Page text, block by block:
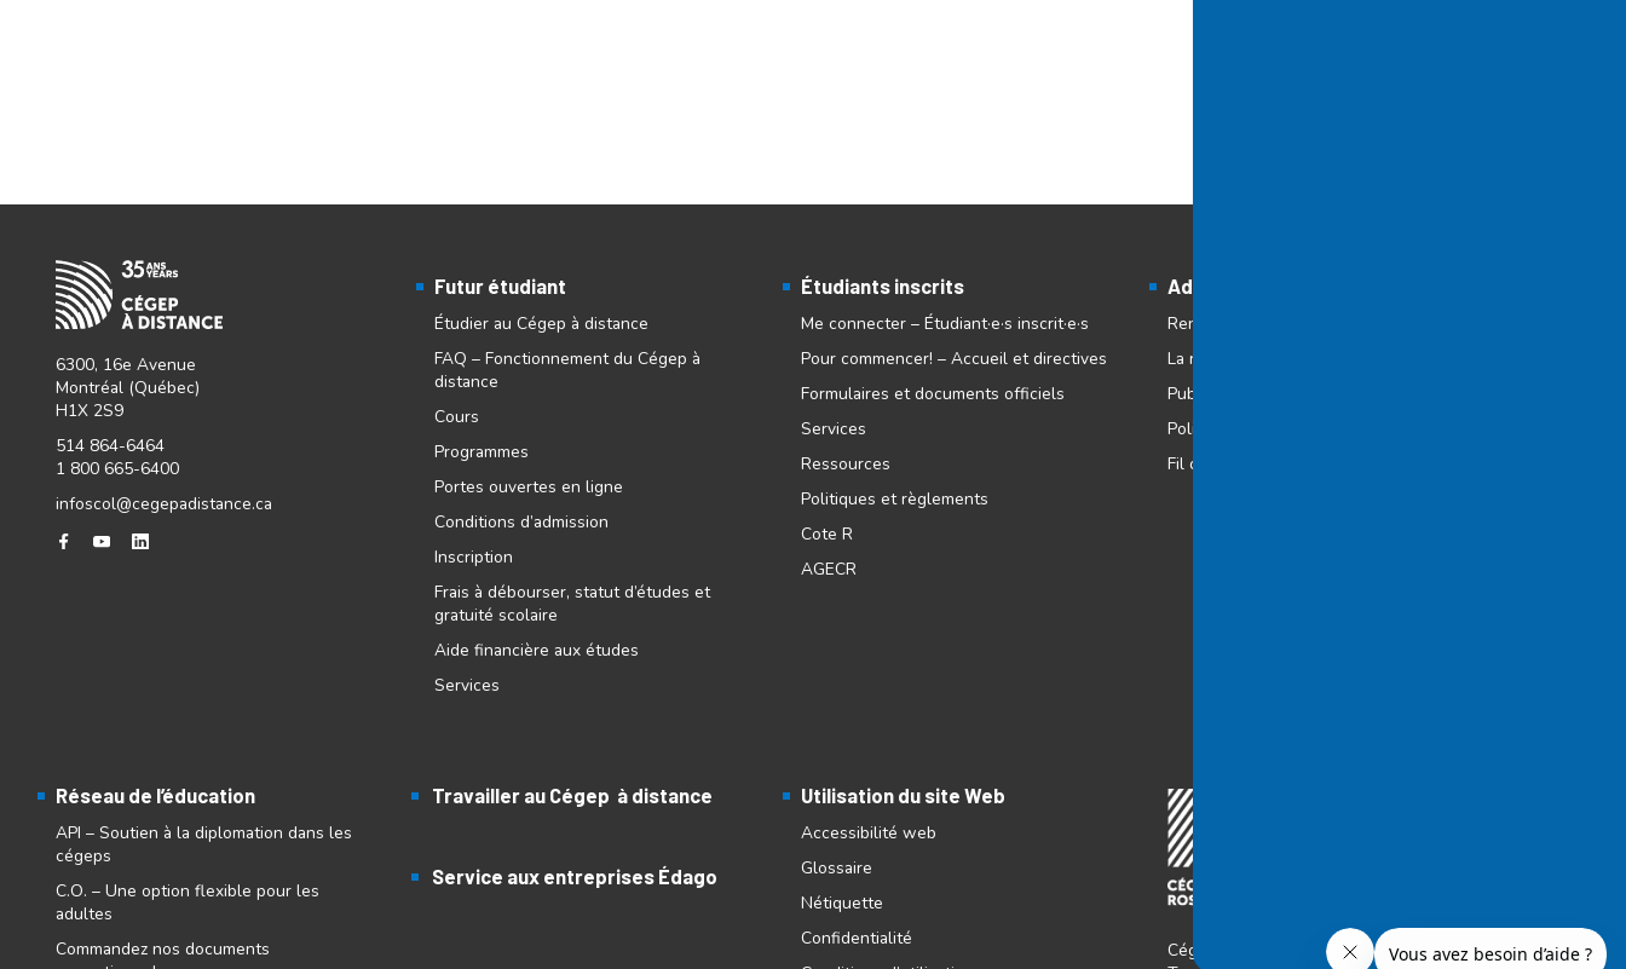
6300, 16e Avenue
Montréal (Québec)
H1X 2S9
514 864-6464
1 800 665-6400
infoscol@cegepadistance.ca
Futur étudiant
Étudier au Cégep à distance
FAQ – Fonctionnement du Cégep à
distance
Cours
Programmes
Portes ouvertes en ligne
Conditions d’admission
Inscription
Frais à débourser, statut d’études et
gratuité scolaire
Aide financière aux études
Services
Étudiants inscrits
Me connecter – Étudiant·e·s inscrit·e·s
Pour commencer! – Accueil et directives
Formulaires et documents officiels
Services
Ressources
Politiques et règlements
Cote R
AGECR
Administration
Renseignements sur l’établissement
La recherche au Cégep à distance
Publications
Politiques et règlements
Fil d’actualité
Réseau de l’éducation
API – Soutien à la diplomation dans les
cégeps
C.O. – Une option flexible pour les
adultes
Commandez nos documents
Travailler au Cégep à distance
Service aux entreprises Édago
Utilisation du site Web
Accessibilité web
Glossaire
Nétiquette
Confidentialité
Cégep à distance © 2026